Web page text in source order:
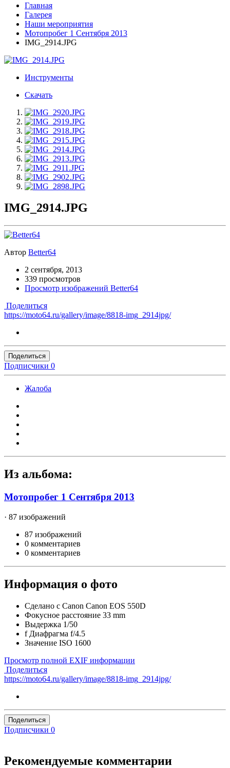
Главная
Галерея
Наши мероприятия
Мотопробег 1 Сентября 2013
IMG_2914.JPG
Инструменты
Скачать
IMG_2914.JPG
Автор Better64
2 сентября, 2013
339 просмотров
Просмотр изображений Better64
Поделиться
https://moto64.ru/gallery/image/8818-img_2914jpg/
Поделиться
Подписчики 0
Жалоба
Из альбома:
Мотопробег 1 Сентября 2013
· 87 изображений
87 изображений
0 комментариев
0 комментариев
Информация о фото
Сделано с Canon Canon EOS 550D
Фокусное расстояние 33 mm
Выдержка 1/50
f Диафрагма f/4.5
Значение ISO 1600
Просмотр полной EXIF информации
Поделиться
https://moto64.ru/gallery/image/8818-img_2914jpg/
Поделиться
Подписчики 0
Рекомендуемые комментарии